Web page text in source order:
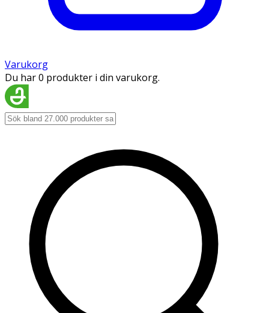
Varukorg
Du har 0 produkter i din varukorg.